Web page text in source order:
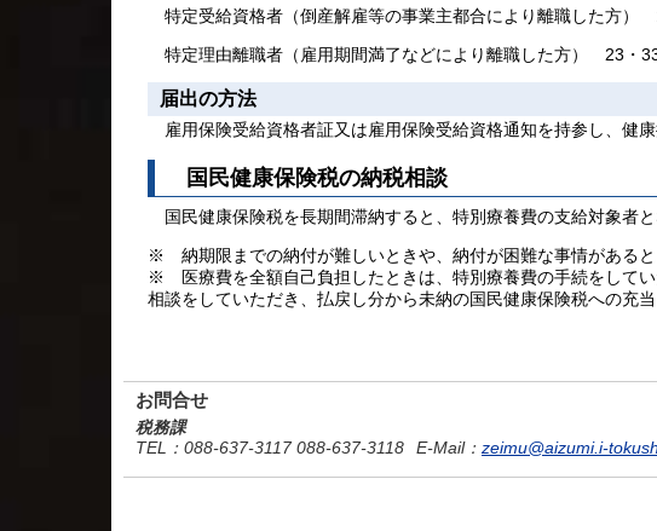
特定受給資格者（倒産解雇等の事業主都合により離職した方）
特定理由離職者（雇用期間満了などにより離職した方） 23・
届出の方法
雇用保険受給資格者証又は雇用保険受給資格通知を持参し、健
国民健康保険税の納税相談
国民健康保険税を長期間滞納すると、特別療養費の支給対象者
※ 納期限までの納付が難しいときや、納付が困難な事情がある
※ 医療費を全額自己負担したときは、特別療養費の手続をして
相談をしていただき、払戻し分から未納の国民健康保険税への充
お問合せ
税務課
TEL ：088-637-3117 088-637-3118 E-Mail： zeimu@aizumi.i-